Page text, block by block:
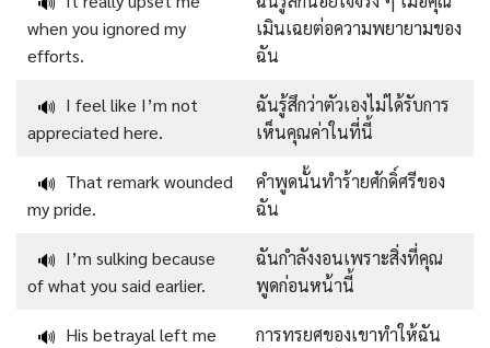
when you ignored my
efforts.
เมินเฉยต่อความพยายามของ
ฉัน
🔊 I feel like I’m not
appreciated here.
ฉันรู้สึกว่าตัวเองไม่ได้รับการ
เห็นคุณค่าในที่นี้
🔊 That remark wounded
my pride.
คำพูดนั้นทำร้ายศักดิ์ศรีของ
ฉัน
🔊 I’m sulking because
of what you said earlier.
ฉันกำลังงอนเพราะสิ่งที่คุณ
พูดก่อนหน้านี้
🔊 His betrayal left me
การทรยศของเขาทำให้ฉัน